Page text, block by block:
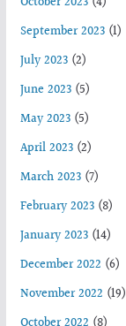
September 2023(1)
July 2023(2)
June 2023(5)
May 2023(5)
April 2023(2)
March 2023(7)
February 2023(8)
January 2023(14)
December 2022 (6)
November 2022 (19)